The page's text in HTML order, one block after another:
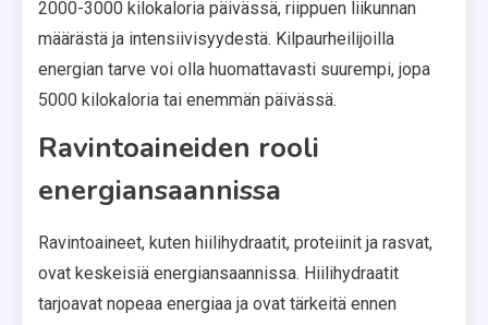
2000-3000 kilokaloria päivässä, riippuen liikunnan
määrästä ja intensiivisyydestä. Kilpaurheilijoilla
energian tarve voi olla huomattavasti suurempi, jopa
5000 kilokaloria tai enemmän päivässä.
Ravintoaineiden rooli
energiansaannissa
Ravintoaineet, kuten hiilihydraatit, proteiinit ja rasvat,
ovat keskeisiä energiansaannissa. Hiilihydraatit
tarjoavat nopeaa energiaa ja ovat tärkeitä ennen